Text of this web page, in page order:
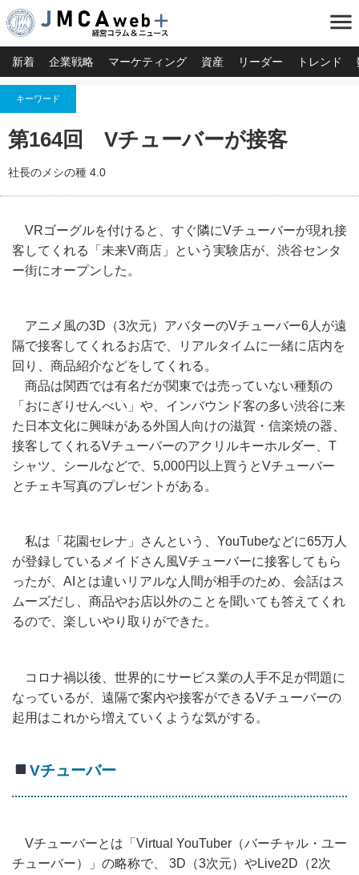
menu
新着 企業戦略 マーケティング 資産 リーダー トレンド
キーワード
第164回 Vチューバーが接客
社長のメシの種 4.0
VRゴーグルを付けると、すぐ隣にVチューバーが現れ接
客してくれる「未来V商店」という実験店が、渋谷センタ
ー街にオープンした。
アニメ風の3D（3次元）アバターのVチューバー6人が遠
隔で接客してくれるお店で、リアルタイムに一緒に店内を
回り、商品紹介などをしてくれる。
商品は関西では有名だが関東では売っていない種類の
「おにぎりせんべい」や、インバウンド客の多い渋谷に来
た日本文化に興味がある外国人向けの滋賀・信楽焼の器、
接客してくれるVチューバーのアクリルキーホルダー、T
シャツ、シールなどで、5,000円以上買うとVチューバー
とチェキ写真のプレゼントがある。
私は「花園セレナ」さんという、YouTubeなどに65万人
が登録しているメイドさん風Vチューバーに接客してもら
ったが、AIとは違いリアルな人間が相手のため、会話はス
ムーズだし、商品やお店以外のことを聞いても答えてくれ
るので、楽しいやり取りができた。
コロナ禍以後、世界的にサービス業の人手不足が問題に
なっているが、遠隔で案内や接客ができるVチューバーの
起用はこれから増えていくような気がする。
Vチューバー
Vチューバーとは「Virtual YouTuber（バーチャル・ユー
チューバー）」の略称で、 3D（3次元）やLive2D（2次